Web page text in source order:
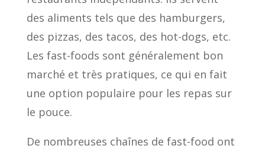
des aliments tels que des hamburgers,
des pizzas, des tacos, des hot-dogs, etc.
Les fast-foods sont généralement bon
marché et très pratiques, ce qui en fait
une option populaire pour les repas sur
le pouce.
De nombreuses chaînes de fast-food ont